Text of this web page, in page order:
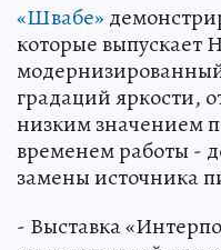
«Швабе»
которые выпускает
градаций яркости,
низким значением
временем работы -
замены источника
- Выставка